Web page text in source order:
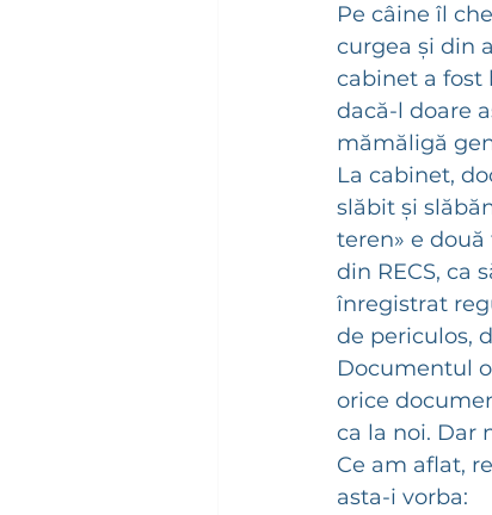
Pe câine îl
curgea și din
cabinet a fost
dacă-l doare
mămăligă
La cabinet,
slăbit și
teren» e
din RECS, ca
înregistrat
de periculos,
Documentul
orice
ca la noi. Dar
Ce am aflat,
asta-i vorba: